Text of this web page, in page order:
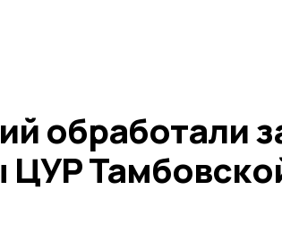
обработали